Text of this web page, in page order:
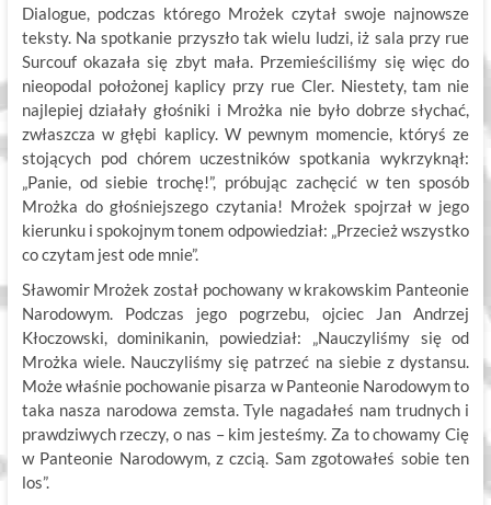
Dialogue, podczas którego Mrożek czytał swoje najnowsze
teksty. Na spotkanie przyszło tak wielu ludzi, iż sala przy rue
Surcouf okazała się zbyt mała. Przemieściliśmy się więc do
nieopodal położonej kaplicy przy rue Cler. Niestety, tam nie
najlepiej działały głośniki i Mrożka nie było dobrze słychać,
zwłaszcza w głębi kaplicy. W pewnym momencie, któryś ze
stojących pod chórem uczestników spotkania wykrzyknął:
„Panie, od siebie trochę!”, próbując zachęcić w ten sposób
Mrożka do głośniejszego czytania! Mrożek spojrzał w jego
kierunku i spokojnym tonem odpowiedział: „Przecież wszystko
co czytam jest ode mnie”.
Sławomir Mrożek został pochowany w krakowskim Panteonie
Narodowym. Podczas jego pogrzebu, ojciec Jan Andrzej
Kłoczowski, dominikanin, powiedział: „Nauczyliśmy się od
Mrożka wiele. Nauczyliśmy się patrzeć na siebie z dystansu.
Może właśnie pochowanie pisarza w Panteonie Narodowym to
taka nasza narodowa zemsta. Tyle nagadałeś nam trudnych i
prawdziwych rzeczy, o nas – kim jesteśmy. Za to chowamy Cię
w Panteonie Narodowym, z czcią. Sam zgotowałeś sobie ten
los”.